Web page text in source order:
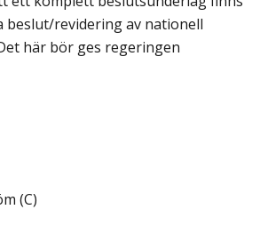
beslut/revidering av nationell
här bör ges regeringen
(C)